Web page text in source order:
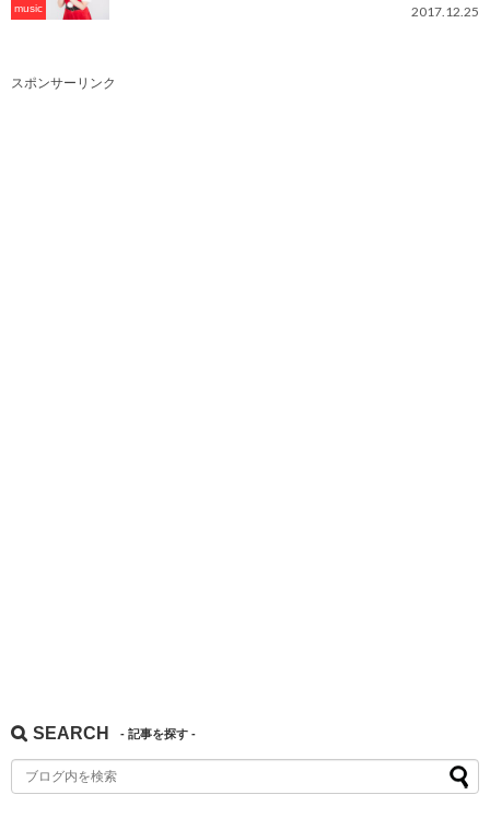
music 2017.12.25
スポンサーリンク
SEARCH